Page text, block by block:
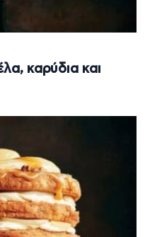
καρύδια και